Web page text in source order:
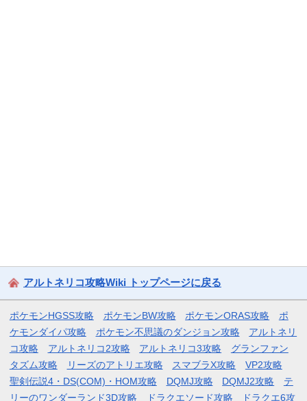
アルトネリコ攻略Wiki トップページに戻る
ポケモンHGSS攻略 ポケモンBW攻略 ポケモンORAS攻略
ポ
ケモンダイパ攻略
ポケモン不思議のダンジョン攻略
アルトネリ
コ攻略
アルトネリコ2攻略 アルトネリコ3攻略
グランファン
タズム攻略
リーズのアトリエ攻略 スマブラX攻略
VP2攻略
聖剣伝説4・DS(COM)・HOM攻略
DQMJ攻略 DQMJ2攻略
テ
リーのワンダーランド3D攻略
ドラクエソード攻略 ドラクエ6攻